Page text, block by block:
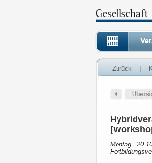
Zurück
Montag ,